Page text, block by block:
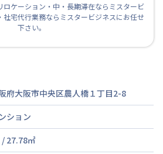
ロケーション・中・長期滞在ならミスタービ
宅代行業務ならミスタービジネスにお任せ
下さい。
府大阪市中央区農人橋１丁目2-8
ション
/ 27.78㎡